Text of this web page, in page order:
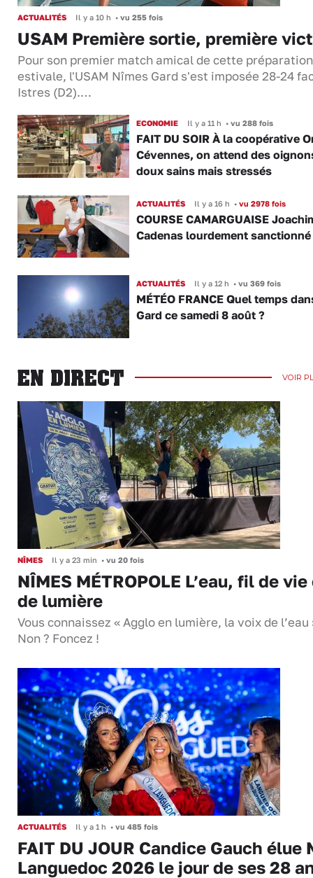
ACTUALITÉS Il y a 10 h • vu 255 fois
USAM Première sortie, première
Pour son premier match amical de cette préparation
estivale, l'USAM Nîmes Gard s'est imposée 28-24
Istres (D2).…
ECONOMIE Il y a 11 h •vu 288 fois
FAIT DU SOIR À la coopérative
Cévennes, on attend des
doux sains mais stressés
ACTUALITÉS Il y a 16 h •vu 2978 fois
COURSE CAMARGUAISE
Cadenas lourdement sanctionné
ACTUALITÉS Il y a 12 h •vu 369 fois
MÉTÉO FRANCE Quel temps
Gard ce samedi 8 août ?
EN DIRECT VOIR
NÎMES Il y a 23 min • vu 20 fois
NÎMES MÉTROPOLE L’eau, fil de
de lumière
Vous connaissez « Agglo en lumière, la voix de l’eau
Non ? Foncez !
ACTUALITÉS Il y a 1 h • vu 485 fois
FAIT DU JOUR Candice Gauch élue
Languedoc 2026 le jour de ses 28